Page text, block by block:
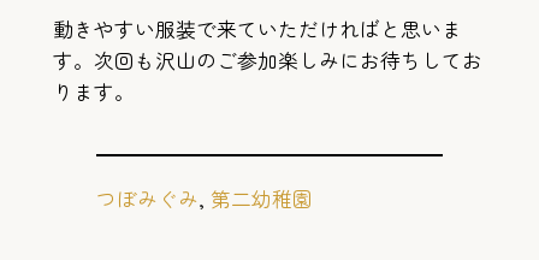
動きやすい服装で来ていただければと思いま
す。次回も沢山のご参加楽しみにお待ちしてお
ります。
つぼみぐみ, 第二幼稚園